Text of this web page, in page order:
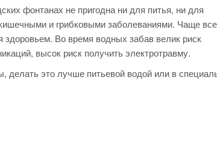
фонтанах не пригодна ни для питья, ни для
и грибковыми заболеваниями. Чаще
Во время водных забав велик риск
высок риск получить электротравму.
делать это лучше питьевой водой или в